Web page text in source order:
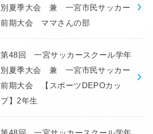
別夏季大会 兼 一宮市民サッカー
前期大会 ママさんの部
第48回 一宮サッカースクール学年
別夏季大会 兼 一宮市民サッカー
前期大会 【スポーツDEPOカッ
プ】2年生